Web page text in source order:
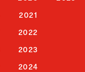
2021
2022
2023
2024